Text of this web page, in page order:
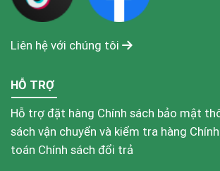
Liên hệ với chúng tôi
HỖ TRỢ
Hỗ trợ đặt hàng Chính sách bảo mật
sách vận chuyển và kiểm tra hàng
toán Chính sách đổi trả